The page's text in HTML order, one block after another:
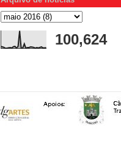
100,624